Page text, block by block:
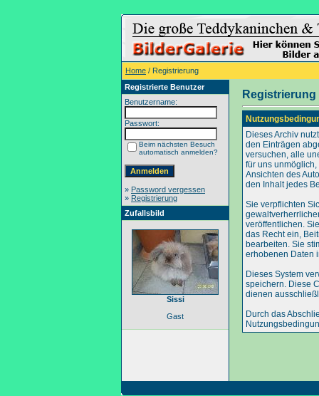
Home / Registrierung
Registrierte Benutzer
Benutzername:
Passwort:
Beim nächsten Besuch
automatisch anmelden?
» Password vergessen
» Registrierung
Zufallsbild
Sissi
Gast
Registrierung
Dieses Archiv
den Einträgen
versuchen, alle
für uns
Ansichten des
den Inhalt jedes
Sie verpflichten
veröffentlichen.
das Recht ein,
bearbeiten. Sie
erhobenen Daten
Dieses System
speichern. Diese
dienen
Durch das